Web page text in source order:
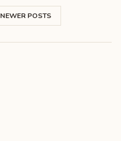
NEWER POSTS